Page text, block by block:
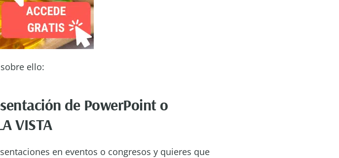
ello:
de PowerPoint o
VISTA
en eventos o congresos y quieres que